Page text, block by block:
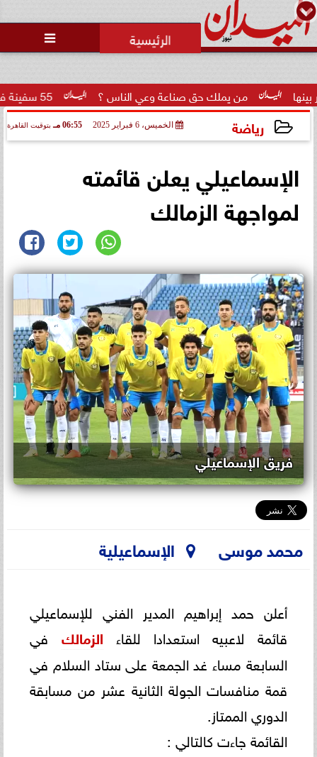

55 سفينة في مرمى الرقابة الأمريكية..  سنتكوم  تعزز... من يملك حق صناعة وعي الناس ؟
رياضة الخميس، 6 فبراير 2025 06:55 مـ بتوقيت القاهرة
الإسماعيلي يعلن قائمته
لمواجهة الزمالك
فريق الإسماعيلي
محمد موسى الإسماعيلية
أعلن حمد إبراهيم المدير الفني للإسماعيلي
قائمة لاعبيه استعدادا للقاء الزمالك في
السابعة مساء غد الجمعة على ستاد السلام في
قمة منافسات الجولة الثانية عشر من مسابقة
الدوري الممتاز.
القائمة جاءت كالتالي :